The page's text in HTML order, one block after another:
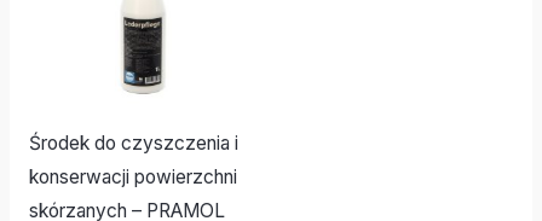
Środek do czyszczenia i
konserwacji powierzchni
skórzanych – PRAMOL